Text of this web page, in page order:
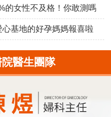
的女性不及格！你敢測嗎
基地的好孕媽媽報喜啦
醫生團隊